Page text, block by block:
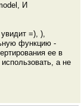
И
=), ),
функцию -
ее в
а не